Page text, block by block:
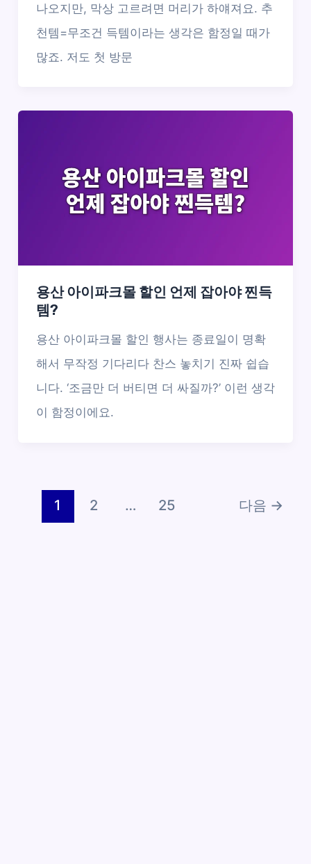
나오지만, 막상 고르려면 머리가 하얘져요. 추
천템=무조건 득템이라는 생각은 함정일 때가
많죠. 저도 첫 방문
용산 아이파크몰 할인 언제 잡아야 찐득
템?
용산 아이파크몰 할인 행사는 종료일이 명확
해서 무작정 기다리다 찬스 놓치기 진짜 쉽습
니다. ‘조금만 더 버티면 더 싸질까?’ 이런 생각
이 함정이에요.
1 2 … 25 다음 →